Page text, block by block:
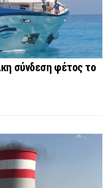
σύνδεση φέτος το